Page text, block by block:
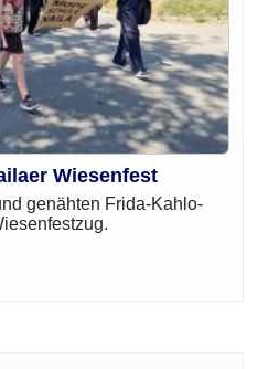
Wiesenfest
genähten Frida-Kahlo-